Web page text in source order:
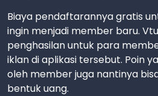
Biaya pendaftarannya gratis
ingin menjadi member baru.
penghasilan untuk para
iklan di aplikasi tersebut. Poin
oleh member juga nantinya
bentuk uang.